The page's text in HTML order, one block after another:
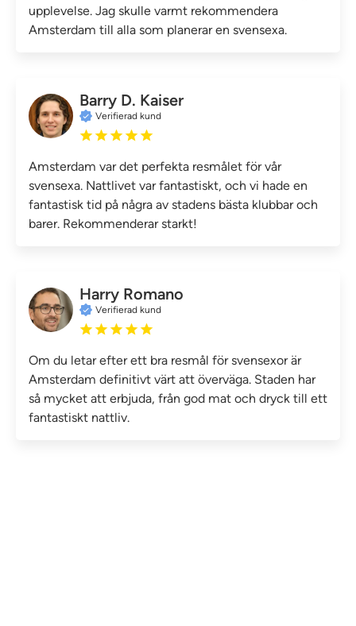
upplevelse. Jag skulle varmt rekommendera
Amsterdam till alla som planerar en svensexa.
Barry D. Kaiser
Verifierad kund
Amsterdam var det perfekta resmålet för vår
svensexa. Nattlivet var fantastiskt, och vi hade en
fantastisk tid på några av stadens bästa klubbar och
barer. Rekommenderar starkt!
Harry Romano
Verifierad kund
Om du letar efter ett bra resmål för svensexor är
Amsterdam definitivt värt att överväga. Staden har
så mycket att erbjuda, från god mat och dryck till ett
fantastiskt nattliv.